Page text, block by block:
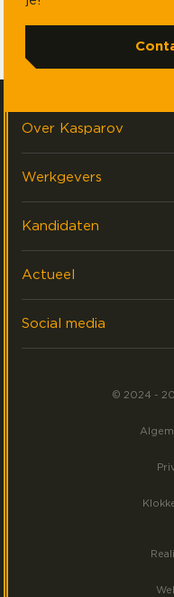
Over Kasparov
Over ons
FAQ & Contact
Werkgevers
Voor werkgevers
Werving & Selectie
Kandidaten
Voor kandidaten
Actueel
Laatste nieuws
Meest gezocht
Social media
© 2024 -